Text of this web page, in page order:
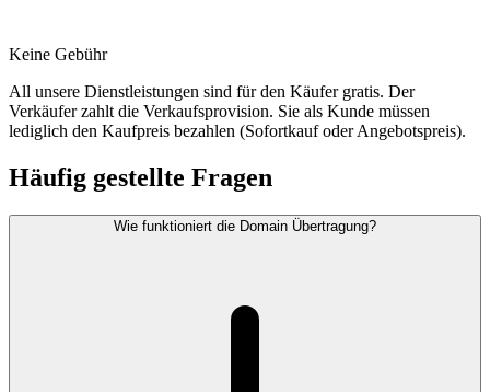
Keine Gebühr
All unsere Dienstleistungen sind für den Käufer gratis. Der
Verkäufer zahlt die Verkaufsprovision. Sie als Kunde müssen
lediglich den Kaufpreis bezahlen (Sofortkauf oder Angebotspreis).
Häufig gestellte Fragen
Wie funktioniert die Domain Übertragung?